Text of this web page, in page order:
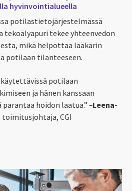
hyvinvointialueella
potilastietojärjestelmässä
tekoälyapuri tekee yhteenvedon
mikä helpottaa lääkärin
potilaan tilanteeseen.
potilaan
ja hänen kanssaan
parantaa hoidon laatua.” –Leena-
toimitusjohtaja, CGI